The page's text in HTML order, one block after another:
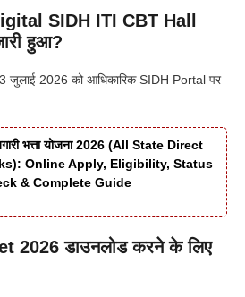
SIDH ITI CBT Hall
हुआ?
जुलाई 2026 को आधिकारिक SIDH Portal पर
भत्ता योजना 2026 (All State Direct
Online Apply, Eligibility, Status
& Complete Guide
2026 डाउनलोड करने के लिए